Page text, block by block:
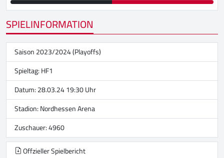
SPIELINFORMATION
Saison 2023/2024 (Playoffs)
Spieltag: HF1
Datum: 28.03.24 19:30 Uhr
Stadion:Nordhessen Arena
Zuschauer: 4960
Offzieller Spielbericht